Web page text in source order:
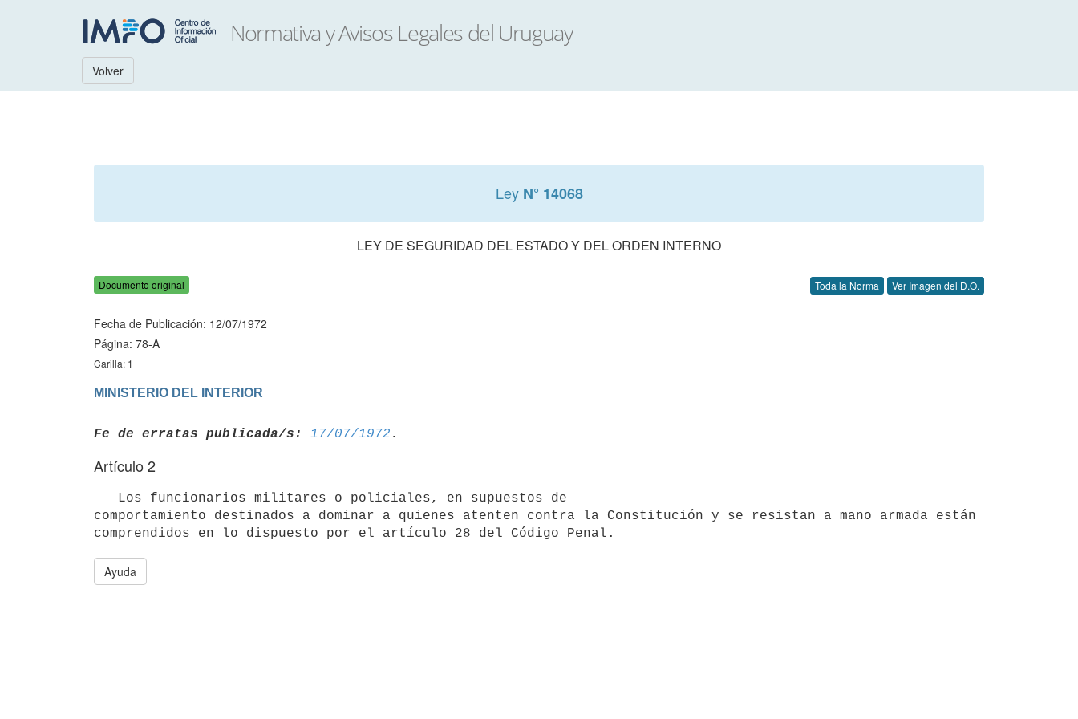
Volver
Ley N° 14068
LEY DE SEGURIDAD DEL ESTADO Y DEL ORDEN INTERNO
Documento original Toda la Norma Ver Imagen del D.O.
Fecha de Publicación: 12/07/1972
Página: 78-A
Carilla: 1
MINISTERIO DEL INTERIOR
Fe de erratas publicada/s: 17/07/1972
Artículo 2
comportamiento destinados a dominar a quienes atenten contra la Constitución y se resistan a mano armada están
Ayuda